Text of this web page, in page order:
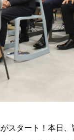
スタート！本日